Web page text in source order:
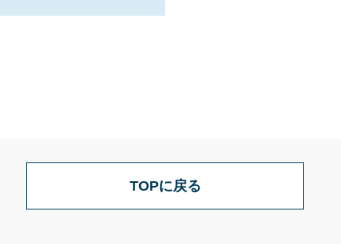
TOPに戻る